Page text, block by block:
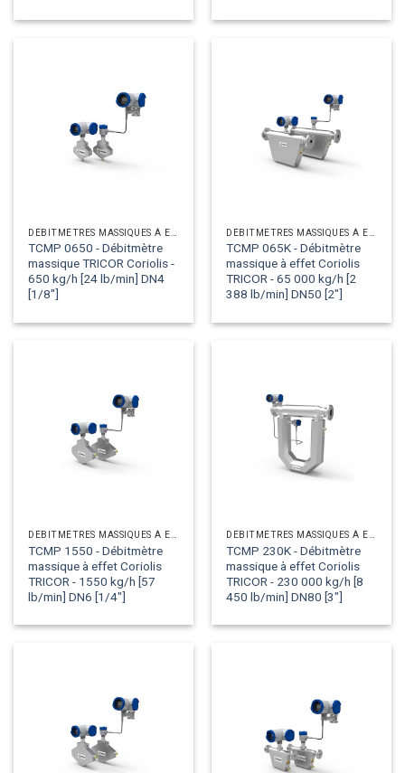
TCMP 0650 - Débitmètre
massique TRICOR Coriolis -
650 kg/h [24 lb/min] DN4
[1/8"]
TCMP 065K - Débitmètre
massique à effet Coriolis
TRICOR - 65 000 kg/h [2
388 lb/min] DN50 [2"]
TCMP 1550 - Débitmètre
massique à effet Coriolis
TRICOR - 1550 kg/h [57
lb/min] DN6 [1/4"]
TCMP 230K - Débitmètre
massique à effet Coriolis
TRICOR - 230 000 kg/h [8
450 lb/min] DN80 [3"]